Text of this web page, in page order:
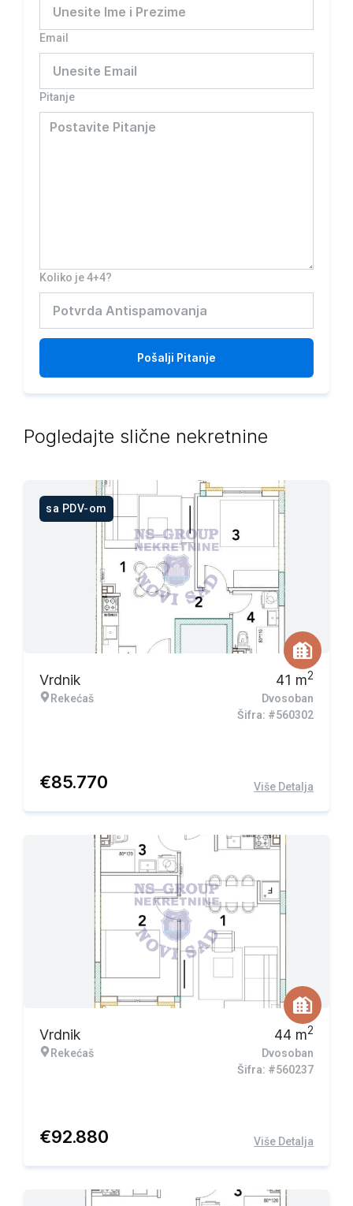
Email
Pitanje
Koliko je 4+4?
Pošalji Pitanje
Pogledajte slične nekretnine
sa PDV-om
Vrdnik
Rekećaš
41 m2
Dvosoban
Šifra: #560302
€85.770 Više Detalja
Vrdnik
Rekećaš
44 m2
Dvosoban
Šifra: #560237
€92.880 Više Detalja